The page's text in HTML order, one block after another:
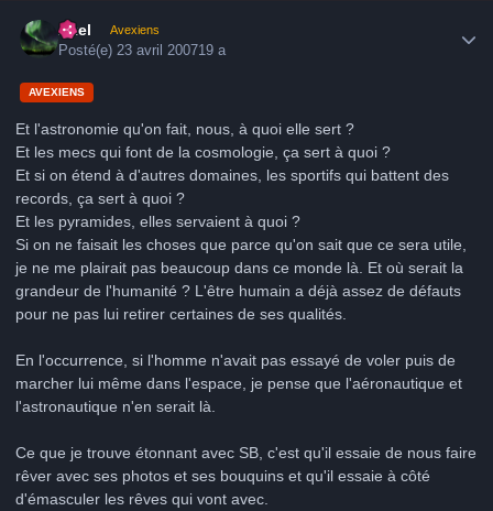
Axel Avexiens
Posté(e) 23 avril 200719 a
AVEXIENS
Et l'astronomie qu'on fait, nous, à quoi elle sert ?
Et les mecs qui font de la cosmologie, ça sert à quoi ?
Et si on étend à d'autres domaines, les sportifs qui battent des
records, ça sert à quoi ?
Et les pyramides, elles servaient à quoi ?
Si on ne faisait les choses que parce qu'on sait que ce sera utile,
je ne me plairait pas beaucoup dans ce monde là. Et où serait la
grandeur de l'humanité ? L'être humain a déjà assez de défauts
pour ne pas lui retirer certaines de ses qualités.
En l'occurrence, si l'homme n'avait pas essayé de voler puis de
marcher lui même dans l'espace, je pense que l'aéronautique et
l'astronautique n'en serait là.
Ce que je trouve étonnant avec SB, c'est qu'il essaie de nous faire
rêver avec ses photos et ses bouquins et qu'il essaie à côté
d'émasculer les rêves qui vont avec.